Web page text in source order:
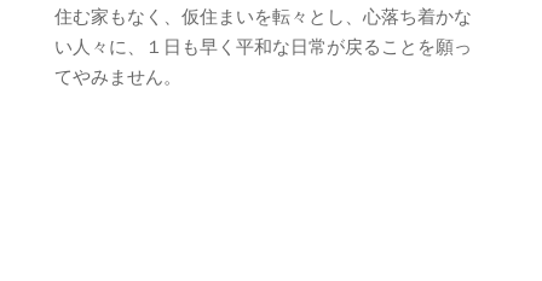
住む家もなく、仮住まいを転々とし、心落ち着かな
い人々に、１日も早く平和な日常が戻ることを願っ
てやみません。